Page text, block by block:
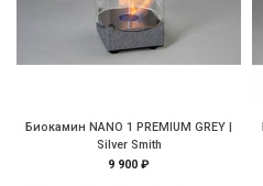
Биокамин NANO 1 PREMIUM GREY |
Silver Smith
9 900 ₽